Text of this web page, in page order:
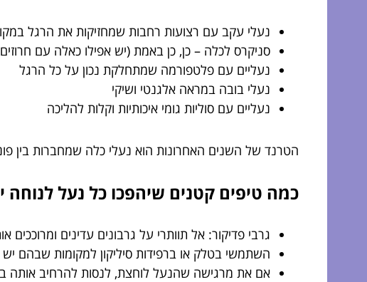
נעלי עקב עם רצועות רחבות שמחזיקות את הרגל
סניקרס לכלה – כן, כן באמת (יש אפילו כאלה עם
נעליים עם פלטפורמה שמתחלקת נכון על כל הרגל
נעלי בובה במראה אלגנטי ושיקי
נעליים עם סוליות גומי איכותיות וקלות להליכה
הטרנד של השנים האחרונות הוא נעלי כלה שמחברות בין
כמה טיפים קטנים שיהפכו כל נעל לנוחה
גרבי פדיקור: אל תוותרי על גרבונים עדינים
השתמשי בטלק או ברפידות סיליקון למקומות שבהם
אם את מרגישה שהנעל לוחצת, לנסות להרחיב אותה